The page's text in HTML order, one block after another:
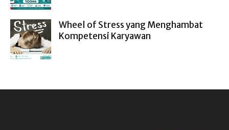
Wheel of Stress yang Menghambat
Kompetensi Karyawan